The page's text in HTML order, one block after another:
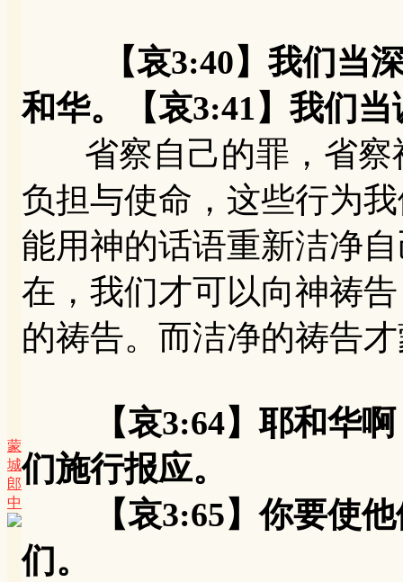
蒙
城
郎
中
【哀3:40】我们当
和华。【哀3:41】我们
省察自己的罪，省察
负担与使命，这些行为
能用神的话语重新洁净
在，我们才可以向神祷
的祷告。而洁净的祷告
【哀3:64】耶和华
们施行报应。
【哀3:65】你要使他
们。